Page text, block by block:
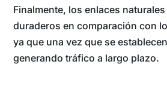
Finalmente, los enlaces
duraderos en comparación con
ya que una vez que se
generando tráfico a largo plazo.